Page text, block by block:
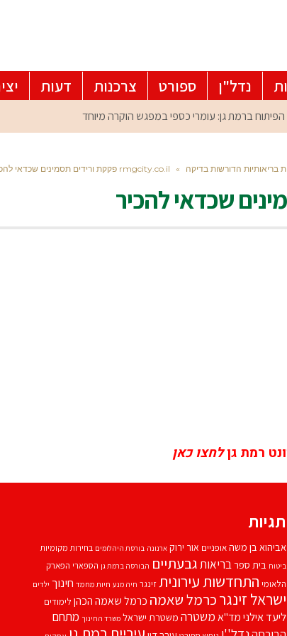
נדל"ן ספורט צרכנות דעות
» rmgcity.co.il פקקת ורידים תסמינים שכדאי להכיר
רמת גןלחצו כאן
תגיות
אביהוא בן משהאופניים אור ירוק ארנונה בורסת היהלומים בחירות מקומיות
ביטוח בית ספרבריאותגבעתיים הבורסה ברמת גן הספארי הפארק
הלאומי התחדשות עירוניתזינגר חיה מנע חיות מחמד חינוך ילדים
ישראל זינגרכרמל שאמה כרמל שאמה הכהן לימודים
ליעד אילנימד''אמשטרה משטרת ישראל משרד החינוך מתחם